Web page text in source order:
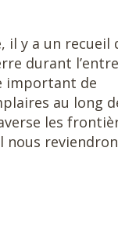
il y a un recueil
durant l’entre
important de
au long
les
nous